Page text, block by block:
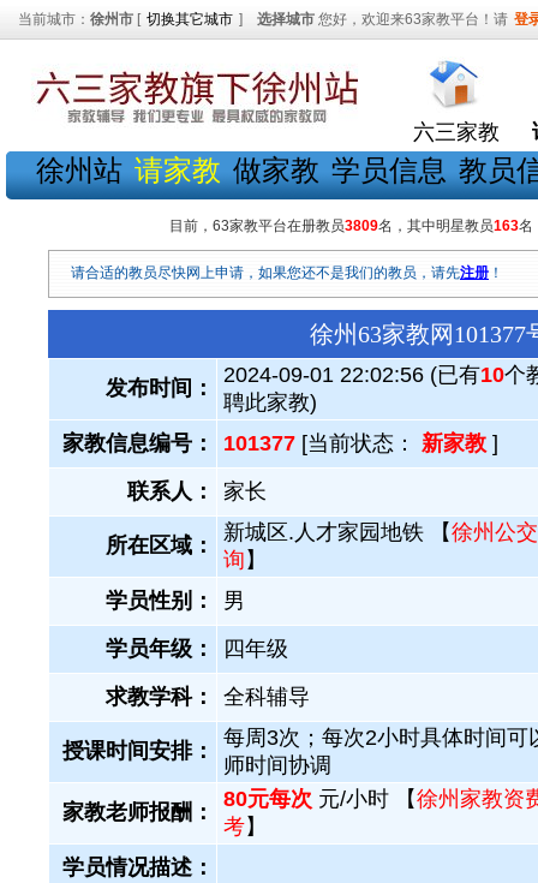
当前城市： 徐州市 [ 切换其它城市 ] 选择城市 您好，欢迎来63家教平台！请 登
六三家教
徐州站 请家教 做家教 学员信息 教员
目前，63家教平台在册教员3809名，其中明星教员163名
请合适的教员尽快网上申请，如果您还不是我们的教员，请先注册 ！
徐州63家教网
发布时间：
2024-09-01 22:02:56 (已有10个
聘此家教)
家教信息编号：
101377 [当前状态： 新家教 ]
联系人：
家长
所在区域：
新城区.人才家园地铁 【徐州公
询 】
学员性别：
男
学员年级：
四年级
求教学科：
全科辅导
授课时间安排：
每周3次；每次2小时具体时间可
师时间协调
家教老师报酬：
80元每次 元/小时 【徐州家教资
考】
学员情况描述：